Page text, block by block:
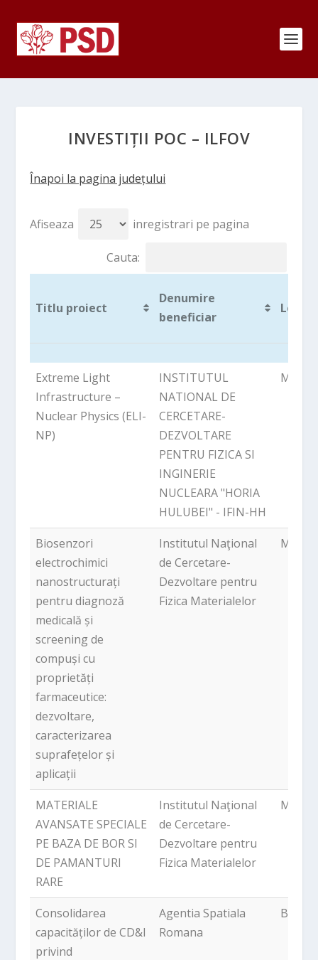
INVESTIȚII POC – ILFOV
Înapoi la pagina județului
Afiseaza inregistrari pe pagina
Cauta:
Titlu proiect
Denumire
beneficiar
Titlu proiect
Denumire
beneficiar
Extreme Light
Infrastructure –
Nuclear Physics (ELI-
NP)
INSTITUTUL
NATIONAL DE
CERCETARE-
DEZVOLTARE
PENTRU FIZICA SI
INGINERIE
NUCLEARA "HORIA
HULUBEI" - IFIN-HH
Biosenzori
electrochimici
nanostructurați
pentru diagnoză
medicală și
screening de
compuși cu
proprietăți
farmaceutice:
dezvoltare,
caracterizarea
suprafețelor și
aplicații
Institutul Naţional
de Cercetare-
Dezvoltare pentru
Fizica Materialelor
MATERIALE
AVANSATE SPECIALE
PE BAZA DE BOR SI
DE PAMANTURI
RARE
Institutul Naţional
de Cercetare-
Dezvoltare pentru
Fizica Materialelor
Consolidarea
capacităților de CD&I
privind
Agentia Spatiala
Romana